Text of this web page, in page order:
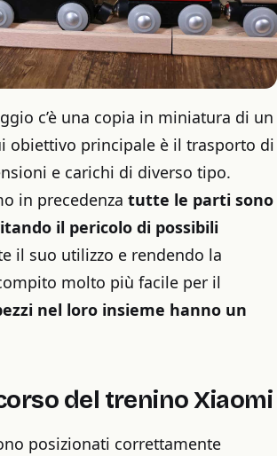
c’è una copia in miniatura di un
obiettivo principale è il trasporto di
e carichi di diverso tipo.
in precedenza tutte le parti sono
il pericolo di possibili
il suo utilizzo e rendendo la
molto più facile per il
nel loro insieme hanno un
del trenino Xiaomi
posizionati correttamente